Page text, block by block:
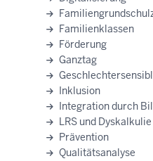
Familienklassen
Förderung
Ganztag
Inklusion
Integration durch
LRS und Dyskalkulie
Prävention
Qualitätsanalyse